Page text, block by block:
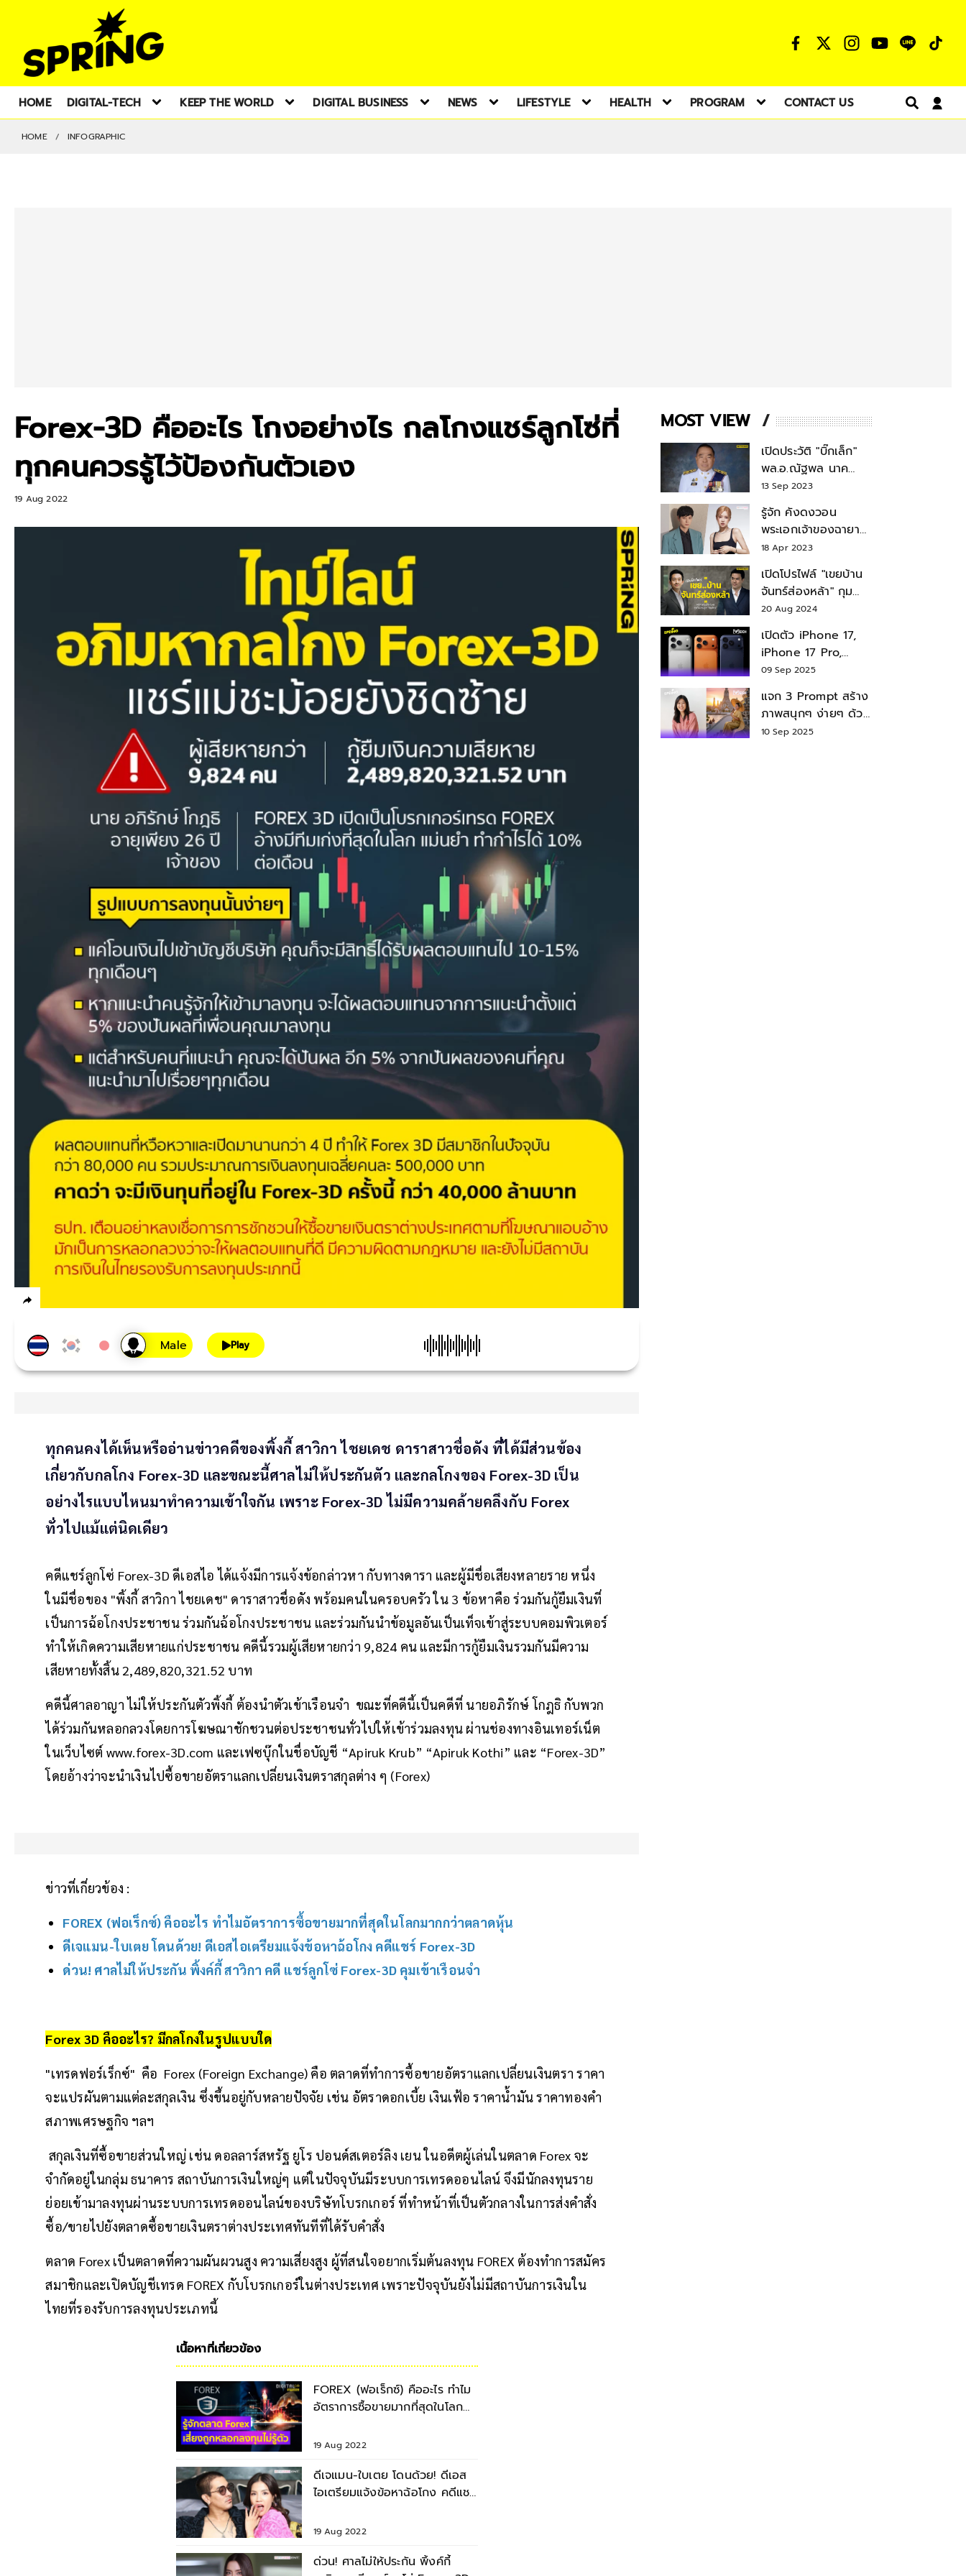
HOME DIGITAL-TECH KEEP THE WORLD DIGITAL BUSINESS NEWS LIFESTYLE HEALTH PROGRAM CONTACT US
HOME INFOGRAPHIC
Forex-3D คืออะไร โกงอย่างไร กลโกงแชร์ลูกโซ่ที่
ทุกคนควรรู้ไว้ป้องกันตัวเอง
19 Aug 2022
Play
ทุกคนคงได้เห็นหรืออ่านข่าวคดีของพิ้งกี้ สาวิกา ไชยเดช ดาราสาวชื่อดัง ที่ได้มีส่วนข้อง
เกี่ยวกับกลโกง Forex-3D และขณะนี้ศาลไม่ให้ประกันตัว และกลโกงของ Forex-3D เป็น
อย่างไรแบบไหนมาทำความเข้าใจกัน เพราะ Forex-3D ไม่มีความคล้ายคลึงกับ Forex
ทั่วไปแม้แต่นิดเดียว
คดีแชร์ลูกโซ่ Forex-3D ดีเอสไอ ได้แจ้งมีการแจ้งข้อกล่าวหา กับทางดารา และผู้มีชื่อเสียงหลายราย หนึ่ง
ในมีชื่อของ "พิ้งกี้ สาวิกา ไชยเดช" ดาราสาวชื่อดัง พร้อมคนในครอบครัว ใน 3 ข้อหาคือ ร่วมกันกู้ยืมเงินที่
เป็นการฉ้อโกงประชาชน ร่วมกันฉ้อโกงประชาชน และร่วมกันนำข้อมูลอันเป็นเท็จเข้าสู่ระบบคอมพิวเตอร์
ทำให้เกิดความเสียหายแก่ประชาชน คดีนี้รวมผู้เสียหายกว่า 9,824 คน และมีการกู้ยืมเงินรวมกันมีความ
เสียหายทั้งสิ้น 2,489,820,321.52 บาท
คดีนี้ศาลอาญา ไม่ให้ประกันตัวพิ้งกี้ ต้องนำตัวเข้าเรือนจำ ขณะที่คดีนี้เป็นคดีที่ นายอภิรักษ์ โกฎธิ กับพวก
ได้ร่วมกันหลอกลวงโดยการโฆษณาชักชวนต่อประชาชนทั่วไปให้เข้าร่วมลงทุน ผ่านช่องทางอินเทอร์เน็ต
ในเว็บไซต์ www.forex-3D.com และเฟซบุ๊กในชื่อบัญชี “Apiruk Krub” “Apiruk Kothi” และ “Forex-3D”
โดยอ้างว่าจะนำเงินไปซื้อขายอัตราแลกเปลี่ยนเงินตราสกุลต่าง ๆ (Forex)
ข่าวที่เกี่ยวข้อง :
FOREX (ฟอเร็กซ์) คืออะไร ทำไมอัตราการซื้อขายมากที่สุดในโลกมากกว่าตลาดหุ้น
ดีเจแมน-ใบเตย โดนด้วย! ดีเอสไอเตรียมแจ้งข้อหาฉ้อโกง คดีแชร์ Forex-3D
ด่วน! ศาลไม่ให้ประกัน พิ้งค์กี้ สาวิกา คดี แชร์ลูกโซ่ Forex-3D คุมเข้าเรือนจำ
Forex 3D คืออะไร? มีกลโกงในรูปแบบใด
"เทรดฟอร์เร็กซ์" คือ Forex (Foreign Exchange) คือ ตลาดที่ทำการซื้อขายอัตราแลกเปลี่ยนเงินตรา ราคา
จะแปรผันตามแต่ละสกุลเงิน ซึ่งขึ้นอยู่กับหลายปัจจัย เช่น อัตราดอกเบี้ย เงินเฟ้อ ราคาน้ำมัน ราคาทองคำ
สภาพเศรษฐกิจ ฯลฯ
สกุลเงินที่ซื้อขายส่วนใหญ่ เช่น ดอลลาร์สหรัฐ ยูโร ปอนด์สเตอร์ลิง เยน ในอดีตผู้เล่นในตลาด Forex จะ
จำกัดอยู่ในกลุ่ม ธนาคาร สถาบันการเงินใหญ่ๆ แต่ในปัจจุบันมีระบบการเทรดออนไลน์ จึงมีนักลงทุนราย
ย่อยเข้ามาลงทุนผ่านระบบการเทรดออนไลน์ของบริษัทโบรกเกอร์ ที่ทำหน้าที่เป็นตัวกลางในการส่งคำสั่ง
ซื้อ/ขายไปยังตลาดซื้อขายเงินตราต่างประเทศทันทีที่ได้รับคำสั่ง
ตลาด Forex เป็นตลาดที่ความผันผวนสูง ความเสี่ยงสูง ผู้ที่สนใจอยากเริ่มต้นลงทุน FOREX ต้องทำการสมัคร
สมาชิกและเปิดบัญชีเทรด FOREX กับโบรกเกอร์ในต่างประเทศ เพราะปัจจุบันยังไม่มีสถาบันการเงินใน
ไทยที่รองรับการลงทุนประเภทนี้
เนื้อหาที่เกี่ยวข้อง
FOREX (ฟอเร็กซ์) คืออะไร ทำไม
อัตราการซื้อขายมากที่สุดในโลก
19 Aug 2022
ดีเจแมน-ใบเตย โดนด้วย! ดีเอส
ไอเตรียมแจ้งข้อหาฉ้อโกง คดีแชร์
19 Aug 2022
ด่วน! ศาลไม่ให้ประกัน พิ้งค์กี้
MOST VIEW
เปิดประวัติ "บิ๊กเล็ก"
พล.อ.ณัฐพล นาค
พาณิชย์ จากเลขาฯ
สมช.-เลขาฯ
รมว.กลาโหม
13 Sep 2023
รู้จัก คังดงวอน
พระเอกเจ้าของฉายา
สมบัติแห่งชาติ หลังมี
18 Apr 2023
เปิดโปรไฟล์ "เขยบ้าน
จันทร์ส่องหล้า" กุม
บังเหียนธุรกิจตระกูล
"ชินวัตร"
20 Aug 2024
เปิดตัว iPhone 17,
iPhone 17 Pro,
iPhone 17 Air สเปค
09 Sep 2025
แจก 3 Prompt สร้าง
ภาพสนุกๆ ง่ายๆ ด้วย
Nano Banana ใน
10 Sep 2025